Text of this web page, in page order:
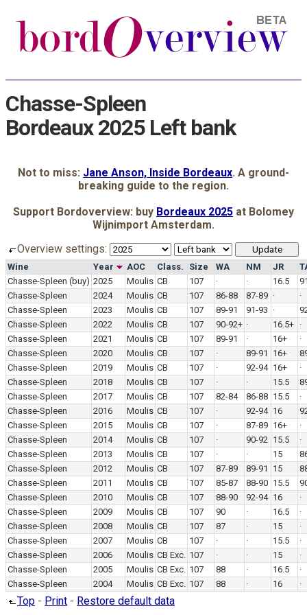
Chasse-Spleen
Bordeaux 2025 Left bank
Not to miss: Jane Anson, Inside Bordeaux. A ground-
breaking guide to the region.
Support Bordoverview: buy Bordeaux 2025 at Bolomey
Wijnimport Amsterdam.
Overview settings:
Wine Year AOC Class. Size WA NM JR
Chasse-Spleen (buy) 2025 Moulis CB 107 · · 16.5
Chasse-Spleen
2024 Moulis CB 107 86-88 87-89 ·
·
Chasse-Spleen
2023 Moulis CB 107 89-91 91-93 ·
Chasse-Spleen
2022 Moulis CB 107 90-92+ · 16.5+ ·
Chasse-Spleen
2021 Moulis CB 107 89-91 · 16+
·
Chasse-Spleen
2020 Moulis CB 107 · 89-91 16+
Chasse-Spleen
2019 Moulis CB 107 · 92-94 16+
·
Chasse-Spleen
2018 Moulis CB 107 · · 15.5
Chasse-Spleen
2017 Moulis CB 107 82-84 86-88 15.5
·
Chasse-Spleen
2016 Moulis CB 107 · 92-94 16
Chasse-Spleen
2015 Moulis CB 107 · 87-89 16+
·
Chasse-Spleen
2014 Moulis CB 107 · 90-92 15.5
·
Chasse-Spleen
2013 Moulis CB 107 · · 15
Chasse-Spleen
2012 Moulis CB 107 87-89 89-91 15
Chasse-Spleen
2011 Moulis CB 107 85-87 88-90 15.5
Chasse-Spleen
2010 Moulis CB 107 88-90 92-94 16
·
Chasse-Spleen
2009 Moulis CB 107 90 · 16.5
·
Chasse-Spleen
2008 Moulis CB 107 87 · 15
·
Chasse-Spleen
2007 Moulis CB 107 · · 15.5
·
Chasse-Spleen
2006 Moulis CB Exc. 107 · · 15
·
Chasse-Spleen
2005 Moulis CB Exc. 107 88 · 16.5
·
Chasse-Spleen
2004 Moulis CB Exc. 107 88 · 16 ·
Top - Print - Restore default data